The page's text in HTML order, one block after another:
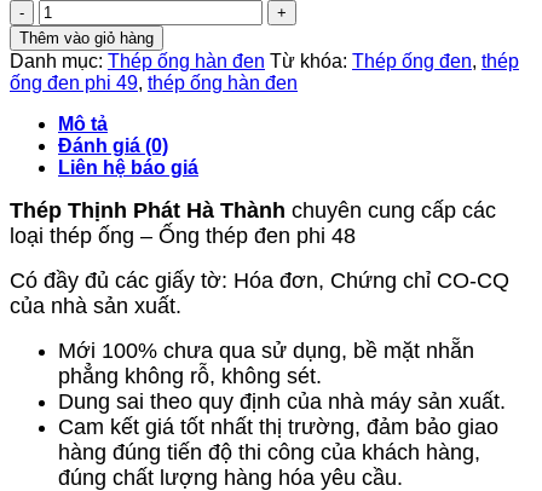
Thép
ống
đen
phi
48
số
lượng
Thêm vào giỏ hàng
Danh mục: Thép ống hàn đen Từ khóa: Thép ống đen, thép
ống đen phi 49, thép ống hàn đen
Mô tả
Đánh giá (0)
Liên hệ báo giá
Thép Thịnh Phát Hà Thành chuyên cung cấp các
loại thép ống – Ống thép đen phi 48
Có đầy đủ các giấy tờ: Hóa đơn, Chứng chỉ CO-CQ
của nhà sản xuất.
Mới 100% chưa qua sử dụng, bề mặt nhẵn
phẳng không rỗ, không sét.
Dung sai theo quy định của nhà máy sản xuất.
Cam kết giá tốt nhất thị trường, đảm bảo giao
hàng đúng tiến độ thi công của khách hàng,
đúng chất lượng hàng hóa yêu cầu.